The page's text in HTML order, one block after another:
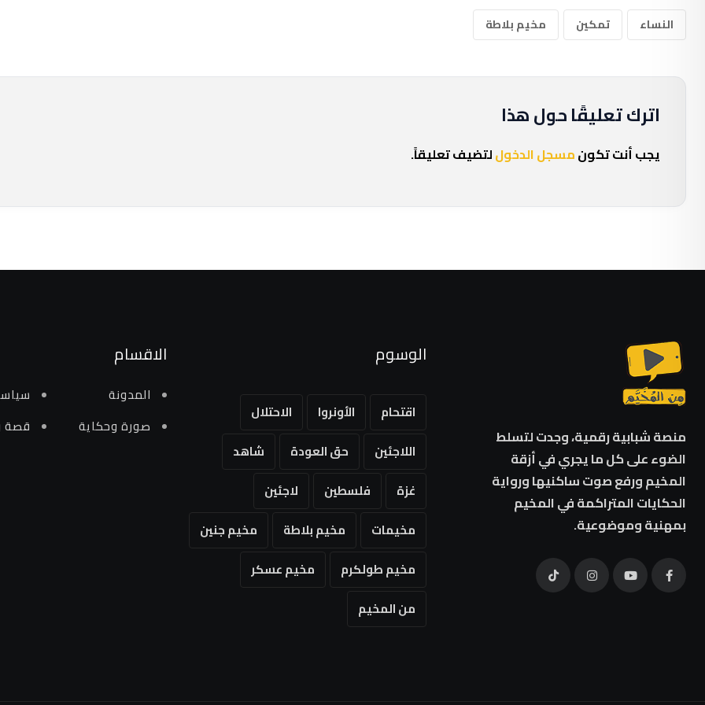
النساء تمكين مخيم بلاطة
اترك تعليقًا حول هذا
يجب أنت تكونمسجل الدخوللتضيف تعليقاً.
منصة شبابية رقمية، وجدت لتسلط
الضوء على كل ما يجري في أزقة
المخيم ورفع صوت ساكنيها ورواية
الحكايات المتراكمة في المخيم
بمهنية وموضوعية.
الوسوم
اقتحام الأونروا
الاحتلال
اللاجئين
حق العودة
شاهد
غزة
فلسطين
لاجئين
مخيمات
مخيم بلاطة
مخيم جنين
مخيم طولكرم
مخيم عسكر
من المخيم
الاقسام
المدونة
صورة وحكاية
قصة